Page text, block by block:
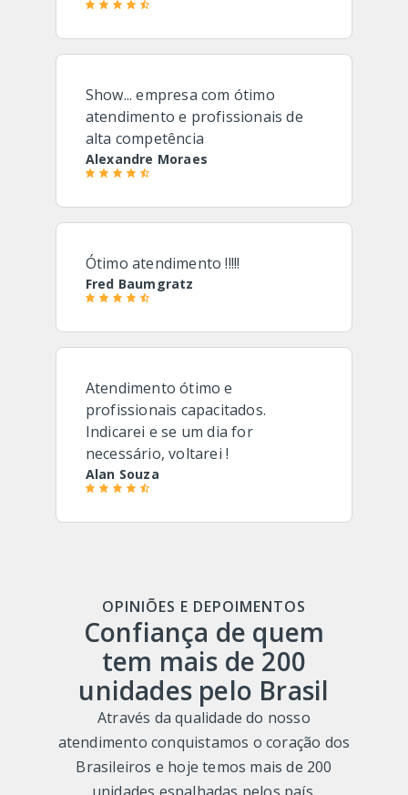
Show... empresa com ótimo
atendimento e profissionais de
alta competência
Alexandre Moraes
Ótimo atendimento !!!!!
Fred Baumgratz
Atendimento ótimo e
profissionais capacitados.
Indicarei e se um dia for
necessário, voltarei !
Alan Souza
OPINIÕES E DEPOIMENTOS
Confiança de quem
tem mais de 200
unidades pelo Brasil
Através da qualidade do nosso
atendimento conquistamos o coração dos
Brasileiros e hoje temos mais de 200